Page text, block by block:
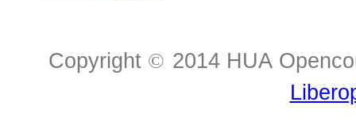
Copyright © 2014 HUA